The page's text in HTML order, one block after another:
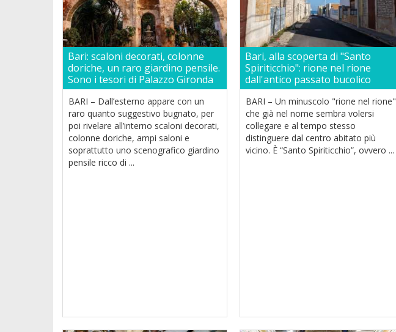
Bari: scaloni decorati, colonne
doriche, un raro giardino pensile.
Sono i tesori di Palazzo Gironda
BARI – Dall’esterno appare con un
raro quanto suggestivo bugnato, per
poi rivelare all’interno scaloni decorati,
colonne doriche, ampi saloni e
soprattutto uno scenografico giardino
pensile ricco di ...
Bari, alla scoperta di "Santo
Spiriticchio": rione nel rione
dall'antico passato bucolico
BARI – Un minuscolo "rione nel rione"
che già nel nome sembra volersi
collegare e al tempo stesso
distinguere dal centro abitato più
vicino. È “Santo Spiriticchio”, ovvero ...